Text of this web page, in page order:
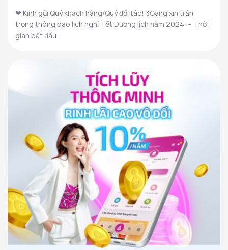
❤ Kính gửi Quý khách hàng/Quý đối tác! 3Gang xin trân
trọng thông báo lịch nghỉ Tết Dương lịch năm 2024: – Thời
gian bắt đầu...